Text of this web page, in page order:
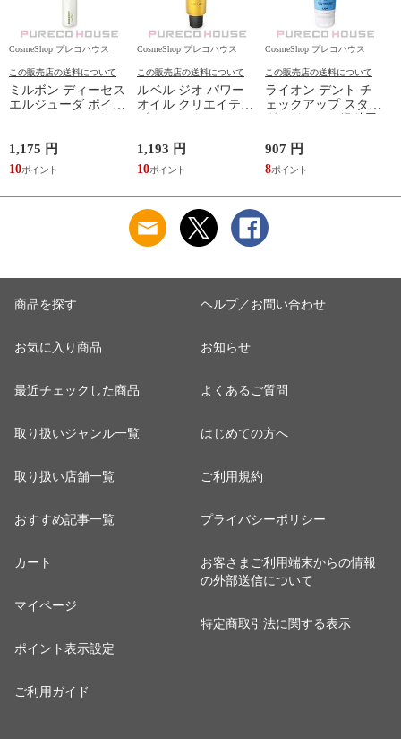
CosmeShop プレコハウス
この販売店の送料について
ミルボン ディーセス
エルジューダ ポイン
15ml
1,175 円
10
CosmeShop プレコハウス
この販売店の送料について
ルベル ジオ パワー
オイル クリエイティ
1,193 円
10
CosmeShop プレコハウス
この販売店の送料について
ライオン デント チ
ェックアップ スタン
ドピュアミント
907 円
8
商品を探す
お気に入り商品
最近チェックした商品
取り扱いジャンル一覧
取り扱い店舗一覧
おすすめ記事一覧
カート
マイページ
ポイント表示設定
ご利用ガイド
ヘルプ／お問い合わせ
お知らせ
よくあるご質問
はじめての方へ
ご利用規約
プライバシーポリシー
お客さまご利用端末からの情報
の外部送信について
特定商取引法に関する表示